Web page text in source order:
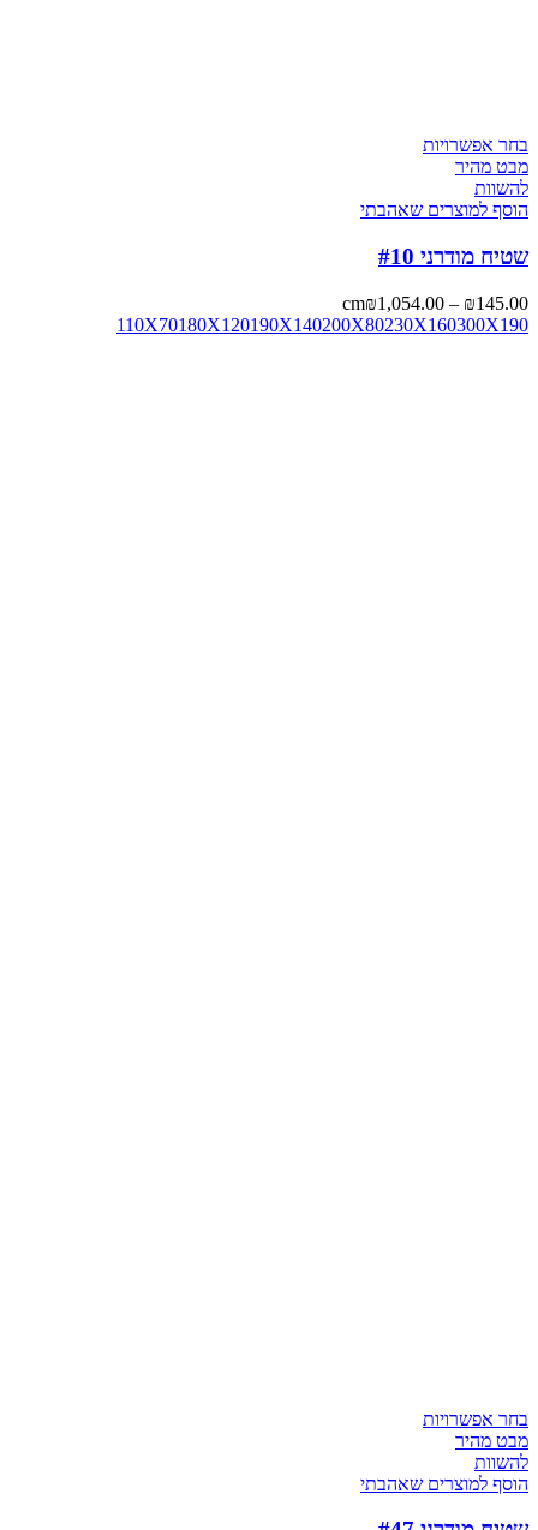
בחר אפשרויות
מבט מהיר
להשוות
הוסף למוצרים שאהבתי
שטיח מודרני #10
₪145.00
–
₪1,054.00
cm
110X70180X120190X140200X80230X160300X190
בחר אפשרויות
מבט מהיר
להשוות
הוסף למוצרים שאהבתי